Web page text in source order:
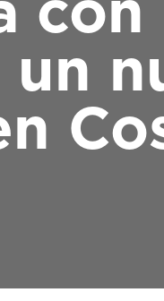
con